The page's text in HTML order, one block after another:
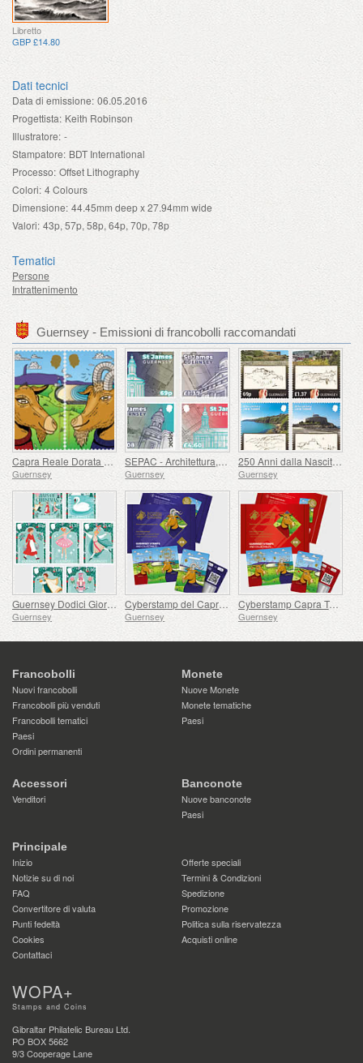
Libretto
GBP £14.80
Dati tecnici
Data di emissione: 06.05.2016
Progettista: Keith Robinson
Illustratore: -
Stampatore: BDT International
Processo: Offset Lithography
Colori: 4 Colours
Dimensione: 44.45mm deep x 27.94mm wide
Valori: 43p, 57p, 58p, 64p, 70p, 78p
Tematici
Persone
Intrattenimento
Guernsey - Emissioni di francobolli raccomandati
Capra Reale Dorata di Guernsey
Guernsey
SEPAC - Architettura, St James Guernsey
Guernsey
250 Anni dalla Nascita di J.M.W. Turner
Guernsey
Guernsey Dodici Giorni di Natale
Guernsey
Cyberstamp del Caprone Billy di Guernsey Dorato Reale
Guernsey
Cyberstamp Capra Tata Reale Dorata di Guernsey
Guernsey
Francobolli
Nuovi francobolli
Francobolli più venduti
Francobolli tematici
Paesi
Ordini permanenti
Monete
Nuove Monete
Monete tematiche
Paesi
Accessori
Venditori
Banconote
Nuove banconote
Paesi
Principale
Inizio
Offerte speciali
Notizie su di noi
Termini & Condizioni
FAQ
Spedizione
Convertitore di valuta
Promozione
Punti fedeltà
Politica sulla riservatezza
Cookies
Acquisti online
Contattaci
WOPA+
Stamps and Coins
Gibraltar Philatelic Bureau Ltd.
PO BOX 5662
9/3 Cooperage Lane